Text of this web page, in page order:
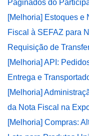
Paginados do
[Melhoria] Estoques e
Fiscal à SEFAZ para
Requisição de
[Melhoria] API:
Entrega e
[Melhoria]
da Nota Fiscal na
[Melhoria] Compras: